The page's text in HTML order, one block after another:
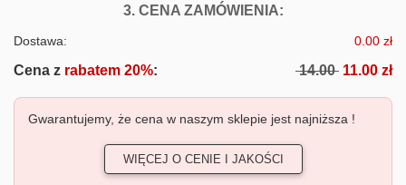
3. CENA ZAMÓWIENIA:FOTOTAPETY
Dostawa: 0.00 zł
Cena z rabatem 20%: 14.00 11.00 zł
Gwarantujemy, że cena w naszym sklepie jest najniższa !
WIĘCEJ O CENIE I JAKOŚCI